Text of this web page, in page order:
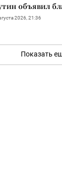
объявил
2026, 21:36
Показать